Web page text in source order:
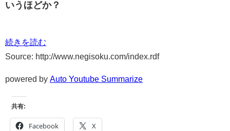
いうほどか？
続きを読む
Source: http://www.negisoku.com/index.rdf
powered by Auto Youtube Summarize
共有:
Facebook X